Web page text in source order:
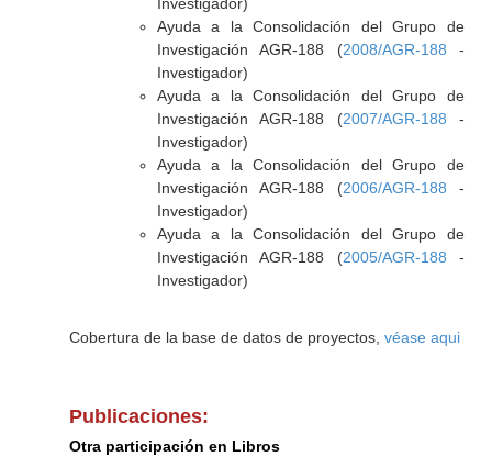
Ayuda a la Consolidación del Grupo de
Investigación AGR-188 (2008/AGR-188 -
Investigador)
Ayuda a la Consolidación del Grupo de
Investigación AGR-188 (2007/AGR-188 -
Investigador)
Ayuda a la Consolidación del Grupo de
Investigación AGR-188 (2006/AGR-188 -
Investigador)
Ayuda a la Consolidación del Grupo de
Investigación AGR-188 (2005/AGR-188 -
Investigador)
Cobertura de la base de datos de proyectos, véase aqui
Publicaciones:
Otra participación en Libros